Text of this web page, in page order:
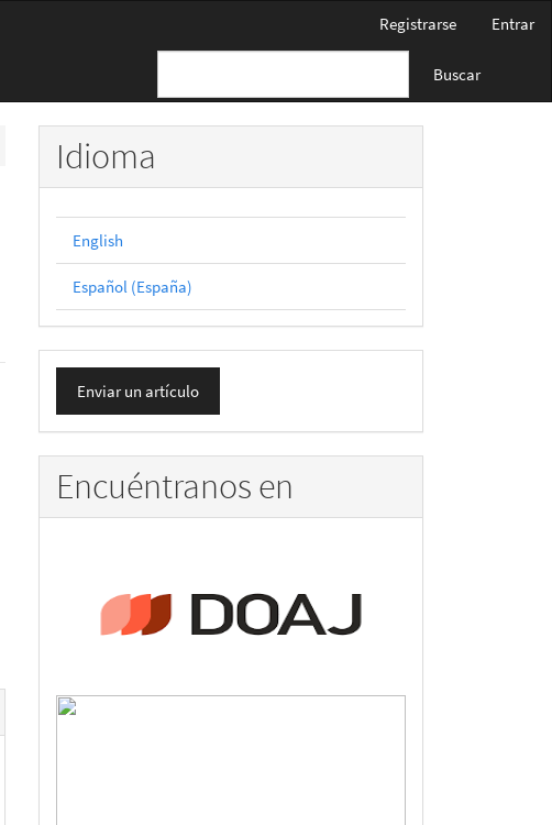
Registrarse Entrar
Buscar
Idioma
English
Español (España)
Enviar
un
artículo
Enviar un artículo
Encuéntranos en